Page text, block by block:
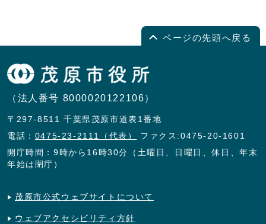
ページの先頭へ戻る
（法人番号 8000020122106）
〒297-8511 千葉県茂原市道表1番地
電話： 0475-23-2111（代表）
ファクス:0475-20-1601
開庁時間：9時から16時30分（土曜日、日曜日、休日、年末
年始は閉庁）
茂原市公式ウェブサイトについて
ウェブアクセシビリティ方針